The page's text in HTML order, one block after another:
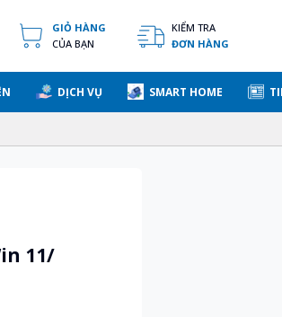
GIỎ HÀNG
CỦA BẠN
KIỂM TRA
ĐƠN HÀNG
DỊCH VỤ SMART HOME
11/